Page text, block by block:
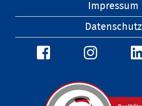
Impressum
Datenschutz